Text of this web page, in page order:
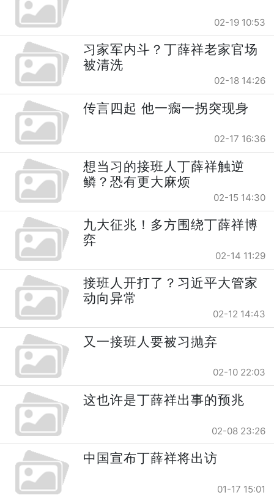
02-19 10:53
习家军内斗？丁薛祥老家官场
被清洗
02-18 14:26
传言四起 他一瘸一拐突现身
02-17 16:36
想当习的接班人丁薛祥触逆
鳞？恐有更大麻烦
02-15 14:30
九大征兆！多方围绕丁薛祥博
弈
02-14 11:29
接班人开打了？习近平大管家
动向异常
02-12 14:43
又一接班人要被习抛弃
02-10 22:03
这也许是丁薛祥出事的预兆
02-08 23:26
中国宣布丁薛祥将出访
01-17 15:01